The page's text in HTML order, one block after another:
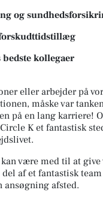
og
kollegaer
eller arbejder på
måske var
på en lang karriere!
K et fantastisk
være med til at
af et fantastisk
ansøgning afsted.